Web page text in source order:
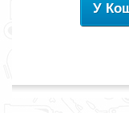
У